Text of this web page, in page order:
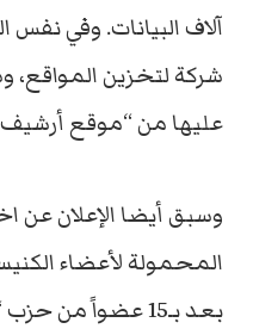
آلاف البيانات. وفي
شركة لتخزين
عليها من “موقع أرشيف
وسبق أيضا الإعلان عن
المحمولة لأعضاء
بعد بـ15 عضواً من حزب “